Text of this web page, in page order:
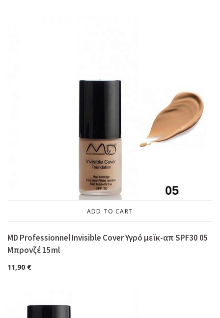
ADD TO CART
MD Professionnel Invisible Cover Υγρό μεϊκ-απ SPF30 05
Μπρονζέ 15ml
11,90 €